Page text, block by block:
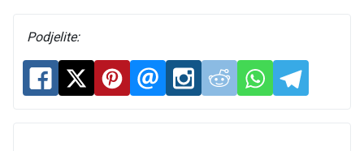
Podjelite: